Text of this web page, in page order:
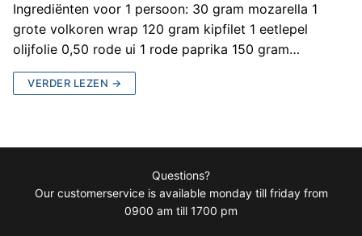
Ingrediënten voor 1 persoon: 30 gram mozarella 1
grote volkoren wrap 120 gram kipfilet 1 eetlepel
olijfolie 0,50 rode ui 1 rode paprika 150 gram…
VERDER LEZEN →
Questions?
Our customerservice is available monday till friday from
0900 am till 1700 pm